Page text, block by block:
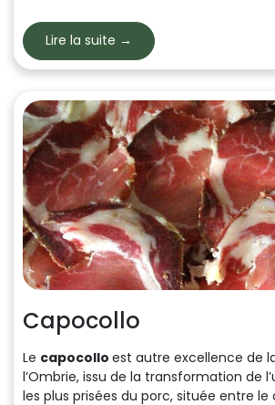
Lire la suite →
Capocollo
Le capocollo est autre excellence de
l’Ombrie, issu de la transformation de
les plus prisées du porc, située entre